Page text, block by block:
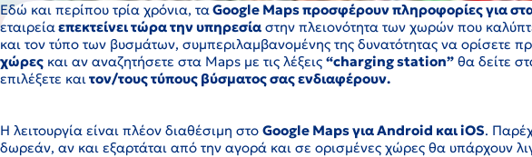
Εδώ και περίπου τρία χρόνια, ταGoogle Maps προσφέρουν πληροφορίες για
εταιρείαεπεκτείνει τώρα την υπηρεσία στην πλειονότητα των χωρών που
και τον τύπο των βυσμάτων, συμπεριλαμβανομένης της δυνατότητας να ορίσετε
χώρες και αν αναζητήσετε στα Maps με τις λέξεις “charging station” θα δείτε
επιλέξετε καιτον/τους τύπους βύσματος σας ενδιαφέρουν.
Η λειτουργία είναι πλέον διαθέσιμη στο Google Maps για Android και iOS.
δωρεάν, αν και εξαρτάται από την αγορά και σε ορισμένες χώρες θα υπάρχουν